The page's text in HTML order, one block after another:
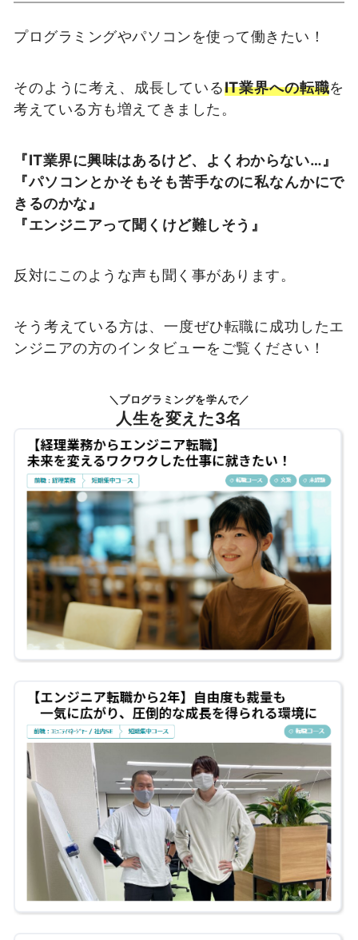
プログラミングやパソコンを使って働きたい！
そのように考え、成長しているIT業界への転職を
考えている方も増えてきました。
『IT業界に興味はあるけど、よくわからない…』
『パソコンとかそもそも苦手なのに私なんかにで
きるのかな』
『エンジニアって聞くけど難しそう』
反対にこのような声も聞く事があります。
そう考えている方は、一度ぜひ転職に成功したエ
ンジニアの方のインタビューをご覧ください！
＼プログラミングを学んで／
人生を変えた3名